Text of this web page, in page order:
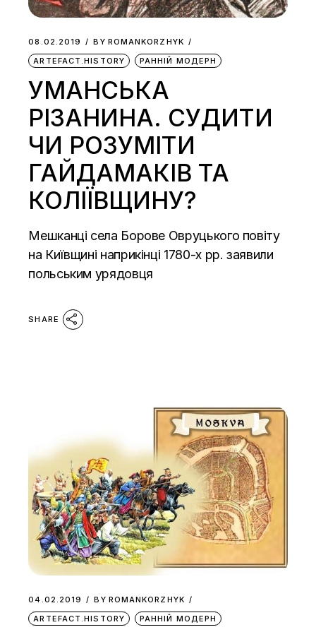
08.02.2019 BY ROMANKORZHYK
ARTEFACT.HISTORY
РАННІЙ МОДЕРН
УМАНСЬКА
РІЗАНИНА. СУДИТИ
ЧИ РОЗУМІТИ
ГАЙДАМАКІВ ТА
КОЛІЇВЩИНУ?
Мешканці села Борове Овруцького повіту
на Київщині наприкінці 1780-х рр. заявили
польським урядовця
SHARE
04.02.2019 BY ROMANKORZHYK
ARTEFACT.HISTORY
РАННІЙ МОДЕРН